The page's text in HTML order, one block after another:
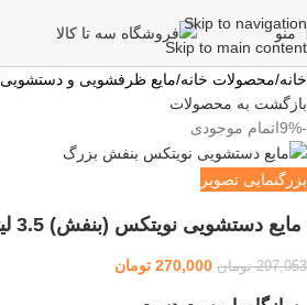
Skip to navigation
Skip to main content
منو
خانه محصولات خانه مایع ظرفشویی و دستشویی
بازگشت به محصولات
-9%
اتمام موجودی
بزرگنمایی تصویر
مایع دستشویی نویتکس (بنفش) 3.5 لیتری
297,053 تومان 270,000 تومان